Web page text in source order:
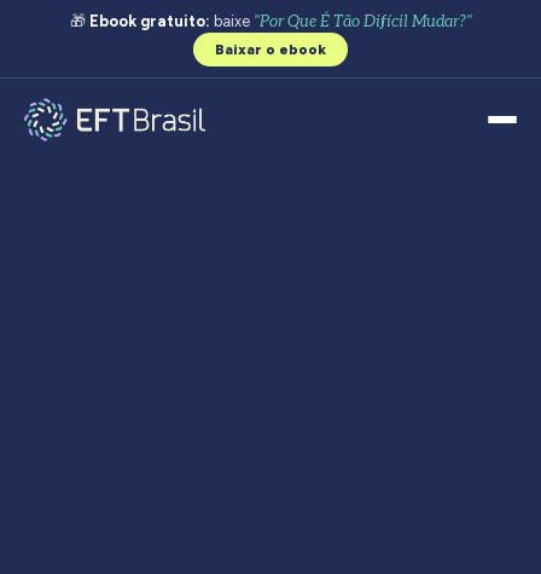
🎁 Ebook gratuito: baixe "Por Que É Tão Difícil Mudar?"
Baixar o ebook